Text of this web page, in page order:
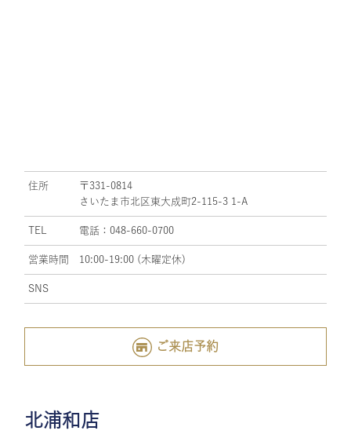
住所
〒331-0814
さいたま市北区東大成町2-115-3 1-A
TEL 電話：048-660-0700
営業時間 10:00-19:00 (木曜定休)
SNS
ご来店予約
北浦和店